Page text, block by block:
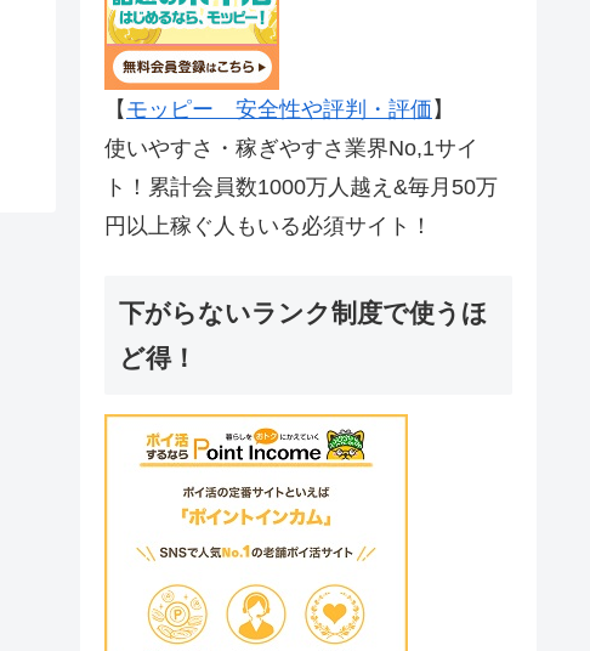
【 モッピー 安全性や評判・評価 】
使いやすさ・稼ぎやすさ業界No,1サイ
ト！累計会員数1000万人越え&毎月50万
円以上稼ぐ人もいる必須サイト！
下がらないランク制度で使うほ
ど得！